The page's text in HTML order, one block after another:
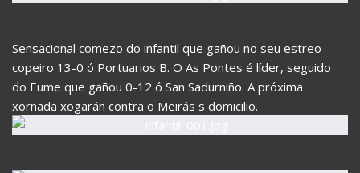
Sensacional comezo do infantil que gañou no seu estreo
copeiro 13-0 ó Portuarios B. O As Pontes é líder, seguido
do Eume que gañou 0-12 ó San Sadurniño. A próxima
xornada xogarán contra o Meirás s domicilio.